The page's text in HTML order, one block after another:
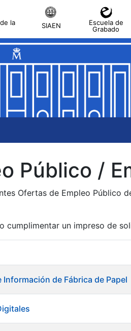
la
SIAEN
Escuela de
Grabado
Público /
Ofertas de Empleo Público
cumplimentar un impreso de
de Fábrica de Papel